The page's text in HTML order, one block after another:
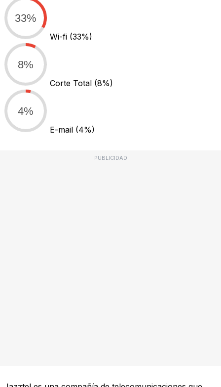
33%
Wi-fi (33%)
8%
Corte Total (8%)
4%
E-mail (4%)
PUBLICIDAD